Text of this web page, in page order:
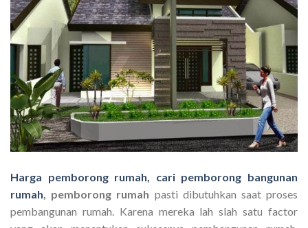
Harga pemborong rumah, cari pemborong bangunan
rumah, pemborong rumah pasti dibutuhkan saat proses
pembangunan rumah. Karena mereka lah slah satu factor